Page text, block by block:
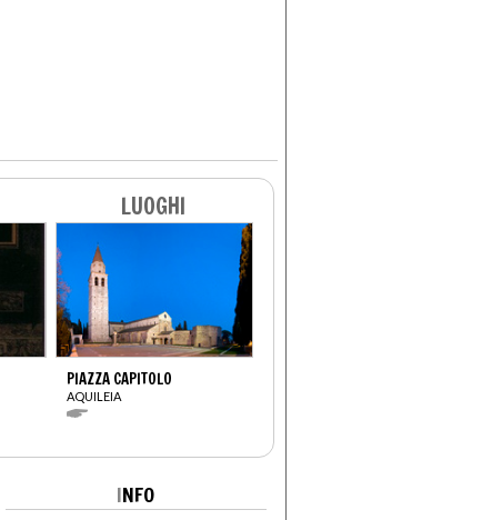
LUOGHI
PIAZZA CAPITOLO
AQUILEIA
INFO